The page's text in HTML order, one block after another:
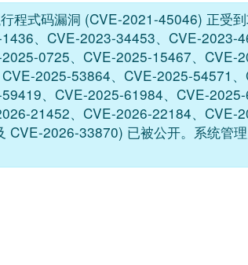
程式码漏洞 (CVE-2021-45046) 正受
、CVE-2023-34453、CVE-
0725、CVE-2025-15467、
2025-53864、CVE-2025-54571
、CVE-2025-61984、CVE-
21452、CVE-2026-22184、
CVE-2026-33870) 已被公开。系统管